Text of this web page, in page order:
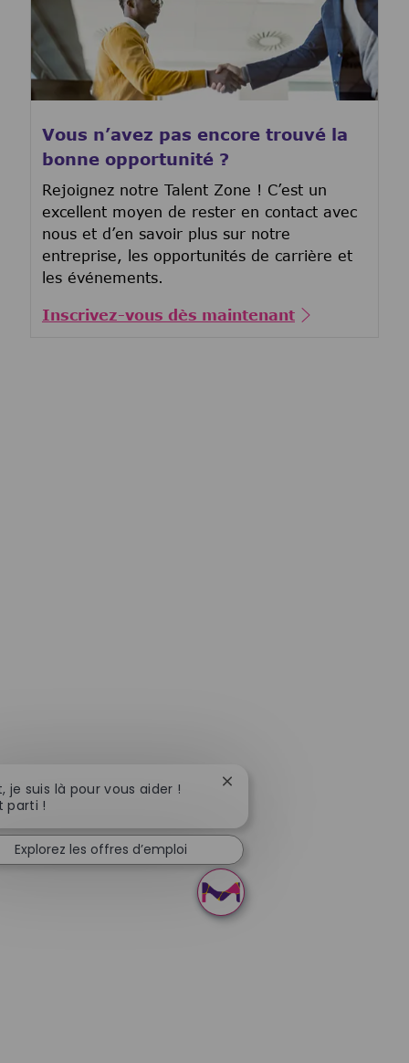
Vous n’avez pas encore trouvé la
bonne opportunité ?
Rejoignez notre Talent Zone ! C’est un
excellent moyen de rester en contact avec
nous et d’en savoir plus sur notre
entreprise, les opportunités de carrière et
les événements.
Inscrivez-vous dès maintenant
je suis là pour vous aider !
parti !
Fermer la notification du
Explorez les offres d’emploi